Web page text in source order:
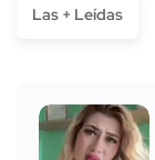
Las + Leídas